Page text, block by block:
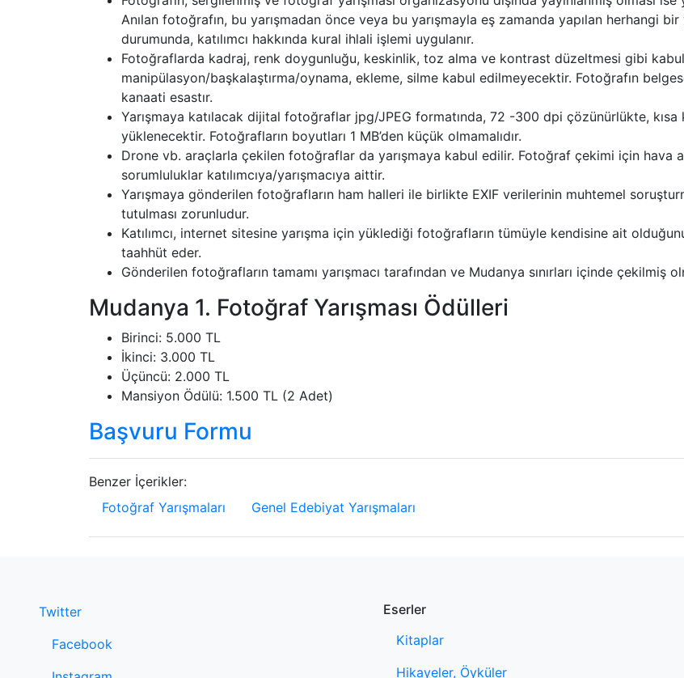
Anılan fotoğrafın, bu yarışmadan önce veya bu yarışmayla eş zamanda yapılan herhangi
durumunda, katılımcı hakkında kural ihlali işlemi uygulanır.
Fotoğraflarda kadraj, renk doygunluğu, keskinlik, toz alma ve kontrast düzeltmesi gibi
manipülasyon/başkalaştırma/oynama, ekleme, silme kabul edilmeyecektir. Fotoğrafın
kanaati esastır.
Yarışmaya katılacak dijital fotoğraflar jpg/JPEG formatında, 72 -300 dpi çözünürlükte,
yüklenecektir. Fotoğrafların boyutları 1 MB’den küçük olmamalıdır.
Drone vb. araçlarla çekilen fotoğraflar da yarışmaya kabul edilir. Fotoğraf çekimi için hava
sorumluluklar katılımcıya/yarışmacıya aittir.
Yarışmaya gönderilen fotoğrafların ham halleri ile birlikte EXIF verilerinin muhtemel
tutulması zorunludur.
Katılımcı, internet sitesine yarışma için yüklediği fotoğrafların tümüyle kendisine ait
taahhüt eder.
Gönderilen fotoğrafların tamamı yarışmacı tarafından ve Mudanya sınırları içinde çekilmiş
Mudanya 1. Fotoğraf Yarışması Ödülleri
Birinci: 5.000 TL
İkinci: 3.000 TL
Üçüncü: 2.000 TL
Mansiyon Ödülü: 1.500 TL (2 Adet)
Başvuru Formu
Benzer İçerikler:
Fotoğraf Yarışmaları
Genel Edebiyat Yarışmaları
Twitter
Facebook
Eserler
Kitaplar
Hikayeler, Öyküler